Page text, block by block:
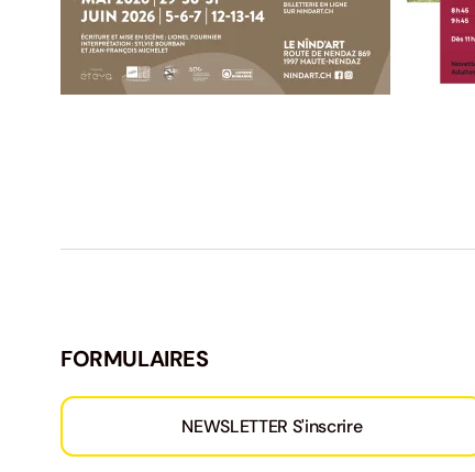
FORMULAIRES
NEWSLETTER S'inscrire